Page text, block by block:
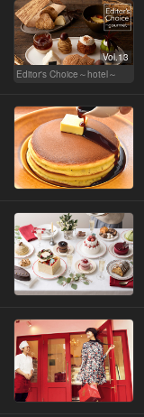
Vol.13
Editor's Choice～hotel～